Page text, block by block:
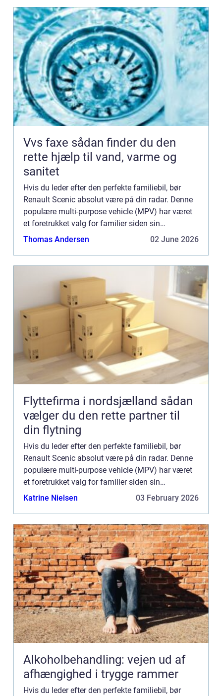
Vvs faxe sådan finder du den
rette hjælp til vand, varme og
sanitet
Hvis du leder efter den perfekte familiebil, bør
Renault Scenic absolut være på din radar. Denne
populære multi-purpose vehicle (MPV) har været
et foretrukket valg for familier siden sin
introduktion i midten af 1990’erne. Med sin
Thomas Andersen 02 June 2026
Flyttefirma i nordsjælland sådan
vælger du den rette partner til
din flytning
Hvis du leder efter den perfekte familiebil, bør
Renault Scenic absolut være på din radar. Denne
populære multi-purpose vehicle (MPV) har været
et foretrukket valg for familier siden sin
introduktion i midten af 1990’erne. Med sin
Katrine Nielsen 03 February 2026
Alkoholbehandling: vejen ud af
afhængighed i trygge rammer
Hvis du leder efter den perfekte familiebil, bør